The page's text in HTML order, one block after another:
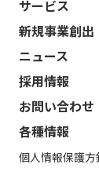
サービス
新規事業創出
ニュース
採用情報
お問い合わせ
各種情報
個人情報保護方